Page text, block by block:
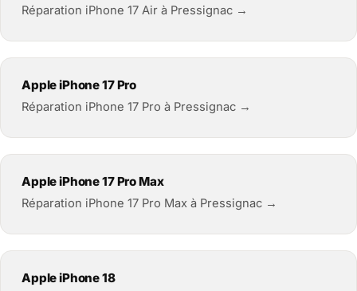
Réparation iPhone 17 Air à Pressignac →
Apple iPhone 17 Pro
Réparation iPhone 17 Pro à Pressignac →
Apple iPhone 17 Pro Max
Réparation iPhone 17 Pro Max à Pressignac →
Apple iPhone 18